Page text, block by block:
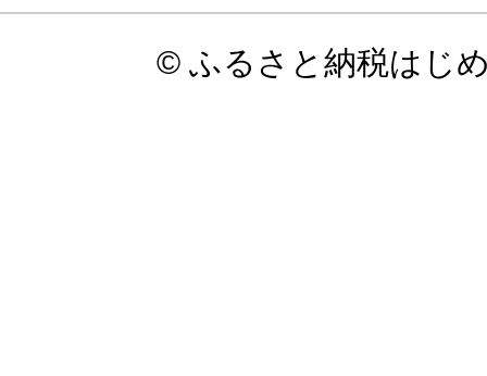
© ふるさと納税はじ